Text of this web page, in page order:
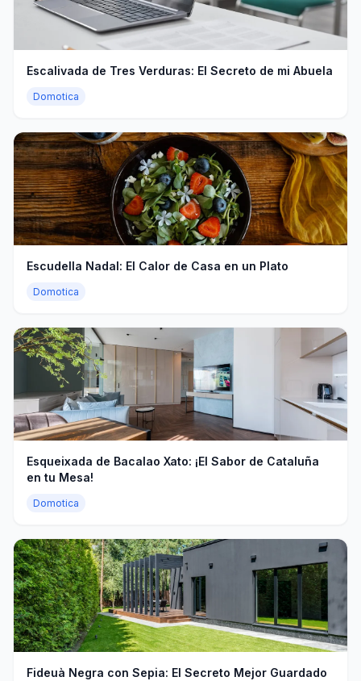
Escalivada de Tres Verduras: El Secreto de mi Abuela
Domotica
Escudella Nadal: El Calor de Casa en un Plato
Domotica
Esqueixada de Bacalao Xato: ¡El Sabor de Cataluña
en tu Mesa!
Domotica
Fideuà Negra con Sepia: El Secreto Mejor Guardado